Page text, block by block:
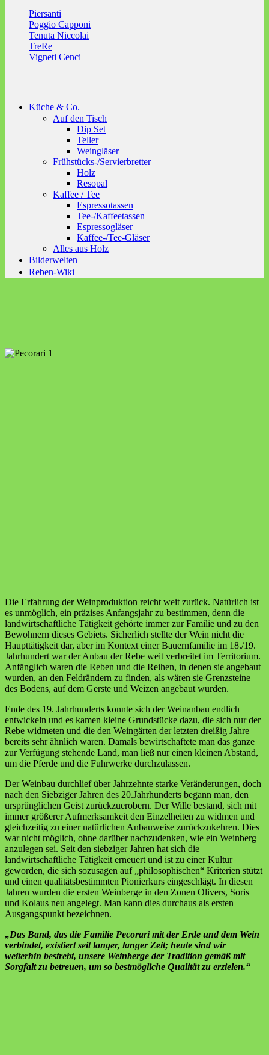
Piersanti
Poggio Capponi
Tenuta Niccolai
TreRe
Vigneti Cenci
Küche & Co.
Auf den Tisch
Dip Set
Teller
Weingläser
Frühstücks-/Servierbretter
Holz
Resopal
Kaffee / Tee
Espressotassen
Tee-/Kaffeetassen
Espressogläser
Kaffee-/Tee-Gläser
Alles aus Holz
Bilderwelten
Reben-Wiki
Die Erfahrung der Weinproduktion reicht weit zurück. Natürlich ist
es unmöglich, ein präzises Anfangsjahr zu bestimmen, denn die
landwirtschaftliche Tätigkeit gehörte immer zur Familie und zu den
Bewohnern dieses Gebiets. Sicherlich stellte der Wein nicht die
Haupttätigkeit dar, aber im Kontext einer Bauernfamilie im 18./19.
Jahrhundert war der Anbau der Rebe weit verbreitet im Territorium.
Anfänglich waren die Reben und die Reihen, in denen sie angebaut
wurden, an den Feldrändern zu finden, als wären sie Grenzsteine
des Bodens, auf dem Gerste und Weizen angebaut wurden.
Ende des 19. Jahrhunderts konnte sich der Weinanbau endlich
entwickeln und es kamen kleine Grundstücke dazu, die sich nur der
Rebe widmeten und die den Weingärten der letzten dreißig Jahre
bereits sehr ähnlich waren. Damals bewirtschaftete man das ganze
zur Verfügung stehende Land, man ließ nur einen kleinen Abstand,
um die Pferde und die Fuhrwerke durchzulassen.
Der Weinbau durchlief über Jahrzehnte starke Veränderungen, doch
nach den Siebziger Jahren des 20.Jahrhunderts begann man, den
ursprünglichen Geist zurückzuerobern. Der Wille bestand, sich mit
immer größerer Aufmerksamkeit den Einzelheiten zu widmen und
gleichzeitig zu einer natürlichen Anbauweise zurückzukehren. Dies
war nicht möglich, ohne darüber nachzudenken, wie ein Weinberg
anzulegen sei. Seit den siebziger Jahren hat sich die
landwirtschaftliche Tätigkeit erneuert und ist zu einer Kultur
geworden, die sich sozusagen auf „philosophischen“ Kriterien stützt
und einen qualitätsbestimmten Pionierkurs eingeschlägt. In diesen
Jahren wurden die ersten Weinberge in den Zonen Olivers, Soris
und Kolaus neu angelegt. Man kann dies durchaus als ersten
Ausgangspunkt bezeichnen.
„Das Band, das die Familie Pecorari mit der Erde und dem Wein
verbindet, existiert seit langer, langer Zeit; heute sind wir
weiterhin bestrebt, unsere Weinberge der Tradition gemäß mit
Sorgfalt zu betreuen, um so bestmögliche Qualität zu erzielen.“